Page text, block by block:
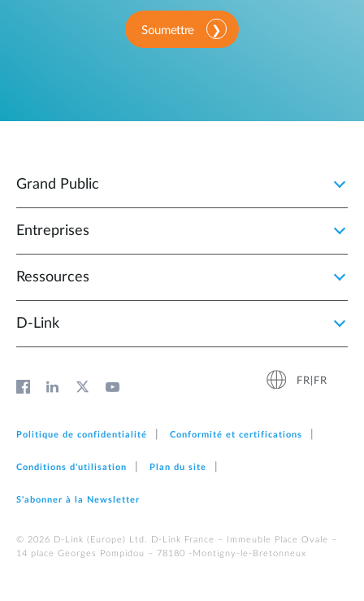
Soumettre
Grand Public
Entreprises
Ressources
D‑Link
FR|FR
Politique de confidentialité Conformité et certifications
Conditions d'utilisation Plan du site
S'abonner à la Newsletter
© 2026 D‑Link (Europe) Ltd. D-Link France – Immeuble Place Ovale –
14 place Georges Pompidou – 78180 -Montigny-le-Bretonneux